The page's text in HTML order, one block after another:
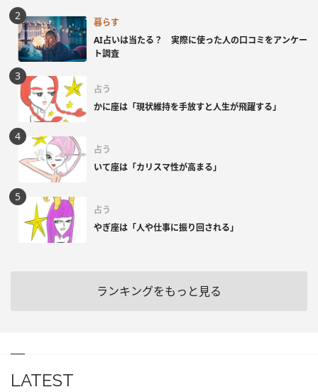
暮らす
AI占いは当たる？ 実際に使った人の口コミをアンケー
ト調査
占う
かに座は「現状維持を手放すと人生が飛躍する」
占う
いて座は「カリスマ性が高まる」
占う
やぎ座は「人や仕事に振り回される」
ランキングをもっと見る
LATEST